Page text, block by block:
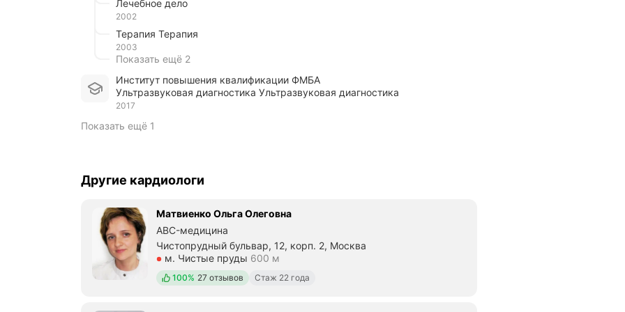
Лечебное дело
2002
Терапия Терапия
2003
Показать ещё 2
Институт повышения квалификации ФМБА
Ультразвуковая диагностика Ультразвуковая диагностика
2017
Показать ещё 1
Другие кардиологи
Матвиенко Ольга Олеговна
ABC-медицина
Чистопрудный бульвар, 12, корп. 2, Москва
Метро м. Чистые пруды Расстояние 600 м
м. Чистые пруды 600 м
Положительных отзывов
100% 27 отзывов Стаж 22 года